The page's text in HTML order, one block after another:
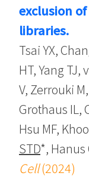
exclusion
libraries.
Tsai YX,
HT, Yang
V, Zerrouki
Grothaus IL,
Hsu MF,
STD*, Hanus
Cell(2024)